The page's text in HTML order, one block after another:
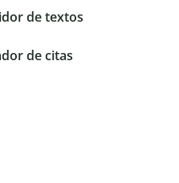
de textos
de citas